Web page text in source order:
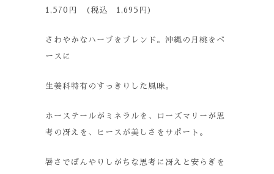
1,570円 (税込 1,695円)
さわやかなハーブをブレンド。沖縄の月桃をベ
ースに
生姜科特有のすっきりした風味。
ホーステールがミネラルを、ローズマリーが思
考の冴えを、ヒースが美しさをサポート。
暑さでぼんやりしがちな思考に冴えと安らぎを